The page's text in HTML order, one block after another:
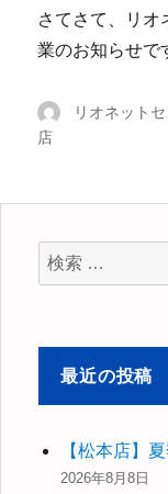
さてさて、リ
業のお知らせで
投
リオネット
店
検
索
象:
最近の投稿
【松本店】
2026年8月8日